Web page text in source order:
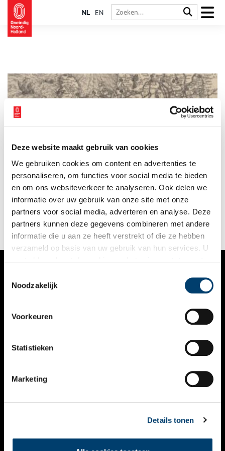
Deze website maakt gebruik van cookies
We gebruiken cookies om content en advertenties te
personaliseren, om functies voor social media te bieden
en om ons websiteverkeer te analyseren. Ook delen we
informatie over uw gebruik van onze site met onze
partners voor social media, adverteren en analyse. Deze
partners kunnen deze gegevens combineren met andere
informatie die u aan ze heeft verstrekt of die ze hebben
verzameld op basis van uw gebruik van hun services. U
Noodzakelijk
Voorkeuren
Statistieken
Marketing
Details tonen
NL EN
Wat vertelt archeologie over hoe we vandaag de dag met
water omgaan? Volgens archeoloog Jan-Willem Oudhof van de
Alliantie Markermeerdijken heel veel. “De geschiedenis van het
gebied achter de 33 km lange dijkversterking laat zien hoe we
al meer dan duizend jaar proberen te leven met water – én hoe
de keuzes van toen doorwerken in het hier en nu.”
VERHALEN
KALENDER
THEMA’S
VIDEO’S
CONTACT